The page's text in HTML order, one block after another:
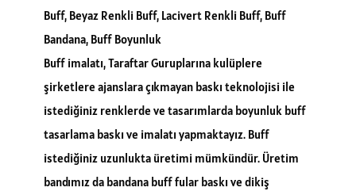
Buff, Beyaz Renkli Buff, Lacivert Renkli Buff, Buff
Bandana, Buff Boyunluk
Buff imalatı, Taraftar Guruplarına kulüplere
şirketlere ajanslara çıkmayan baskı teknolojisi ile
istediğiniz renklerde ve tasarımlarda boyunluk buff
tasarlama baskı ve imalatı yapmaktayız. Buff
istediğiniz uzunlukta üretimi mümkündür. Üretim
bandımız da bandana buff fular baskı ve dikiş